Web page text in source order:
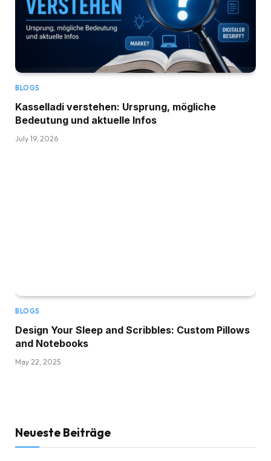
BLOGS
Kasselladi verstehen: Ursprung, mögliche
Bedeutung und aktuelle Infos
July 19, 2026
BLOGS
Design Your Sleep and Scribbles: Custom Pillows
and Notebooks
May 22, 2025
Neueste Beiträge